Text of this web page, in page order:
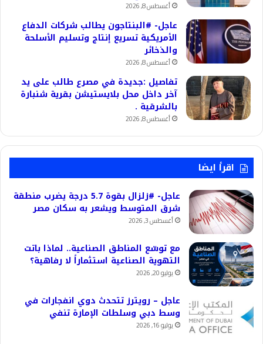
أغسطس 8, 2026
عاجل- #البنتاجون يطالب شركات الدفاع
الأمريكية تسريع إنتاج وتسليم الأسلحة
والذخائر
أغسطس 8, 2026
تفاصيل :جديدة في مصرع طالب على يد
آخر داخل محل بلايستيشن بقرية شنبارة
بالشرقية .
أغسطس 8, 2026
اقرأ ايضا
عاجل- #زلزال بقوة 5.7 درجة يضرب منطقة
شرق المتوسط ويشعر به سكان مصر
أغسطس 3, 2026
مع توسّع المناطق الصناعية.. لماذا باتت
التهوية الصناعية استثماراً لا رفاهية؟
يوليو 20, 2026
عاجل – رويترز تتحدث دوي انفجارات في
وسط دبي وسلطات الإمارة تنفي
يوليو 16, 2026